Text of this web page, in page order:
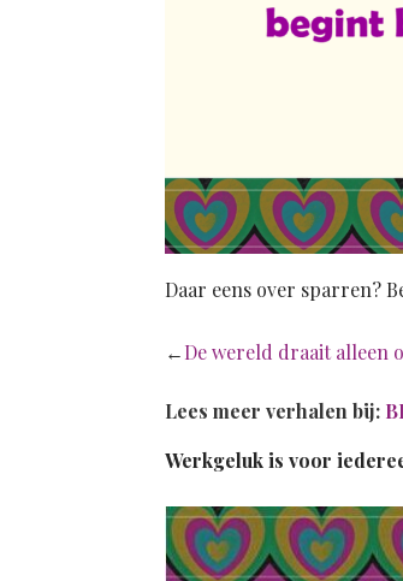
Daar eens over sparren?
←De wereld draait alleen
Lees meer verhalen bij:
Werkgeluk is voor